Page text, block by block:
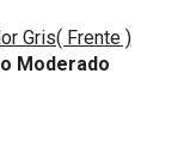
product
page
multiple
variants.
Moderado